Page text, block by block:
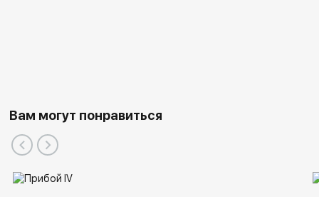
Вам могут понравиться